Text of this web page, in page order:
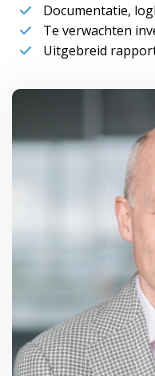
Documentatie,
Te verwachten
Uitgebreid